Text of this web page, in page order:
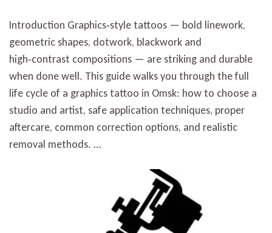
Introduction Graphics‑style tattoos — bold linework,
geometric shapes, dotwork, blackwork and
high‑contrast compositions — are striking and durable
when done well. This guide walks you through the full
life cycle of a graphics tattoo in Omsk: how to choose a
studio and artist, safe application techniques, proper
aftercare, common correction options, and realistic
removal methods. …